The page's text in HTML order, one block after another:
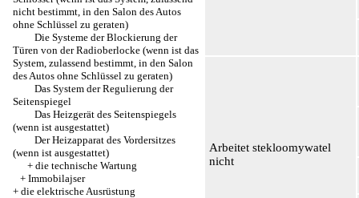
nicht bestimmt, in den Salon des Autos
ohne Schlüssel zu geraten)
Die Systeme der Blockierung der
Türen von der Radioberlocke (wenn ist das
System, zulassend bestimmt, in den Salon
des Autos ohne Schlüssel zu geraten)
Das System der Regulierung der
Seitenspiegel
Das Heizgerät des Seitenspiegels
(wenn ist ausgestattet)
Der Heizapparat des Vordersitzes
(wenn ist ausgestattet)
+ die technische Wartung
+ Immobilajser
+ die elektrische Ausrüstung
Arbeitet stekloomywatel
nicht